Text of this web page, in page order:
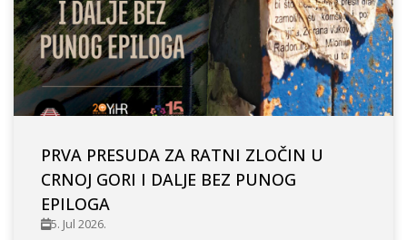
PRVA PRESUDA ZA RATNI ZLOČIN U
CRNOJ GORI I DALJE BEZ PUNOG
EPILOGA
5. Jul 2026.